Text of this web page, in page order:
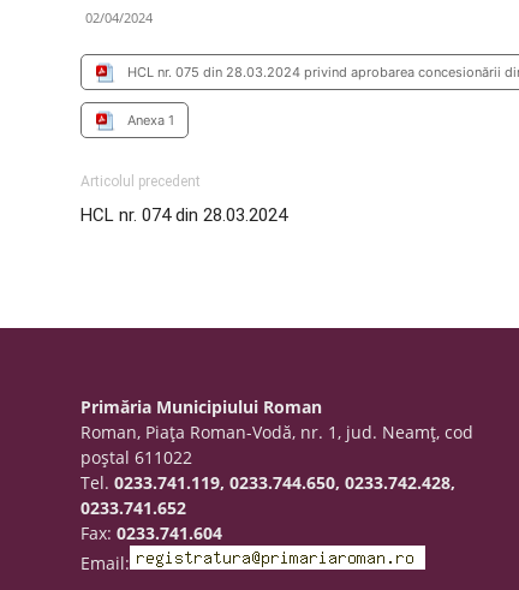
02/04/2024
HCL nr. 075 din 28.03.2024 privind aprobarea concesionării
Anexa 1
Articolul precedent
HCL nr. 074 din 28.03.2024
Primăria Municipiului Roman
Roman, Piaţa Roman-Vodă, nr. 1, jud. Neamţ, cod
poştal 611022
Tel.0233.741.119, 0233.744.650, 0233.742.428,
0233.741.652
Fax:0233.741.604
Email: